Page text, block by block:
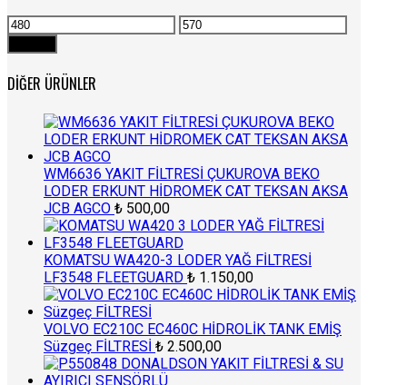
En
düşük
fiyat
En
yüksek
DIĞER ÜRÜNLER
WM6636 YAKIT FİLTRESİ ÇUKUROVA BEKO
LODER ERKUNT HİDROMEK CAT TEKSAN AKSA
JCB AGCO ₺ 500,00
KOMATSU WA420-3 LODER YAĞ FİLTRESİ
LF3548 FLEETGUARD ₺ 1.150,00
VOLVO EC210C EC460C HİDROLİK TANK EMİŞ
Süzgeç FİLTRESİ ₺ 2.500,00